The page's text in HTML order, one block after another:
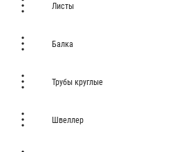
Листы
Балка
Трубы круглые
Швеллер